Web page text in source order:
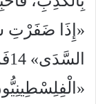
«إِذَا